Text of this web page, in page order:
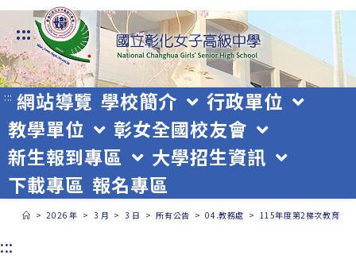
跳
轉
至
主
要
內
容
:::
::: 網站導覽 學校簡介
行政單位
教學單位
彰女全國校友會
新生報到專區
大學招生資訊
下載專區 報名專區
> 2026 年 > 3 月 > 3 日 > 所有公告 > 04.教務處 > 115年度第2梯次教育部
:::